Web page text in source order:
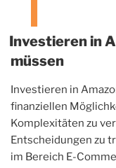
Investieren in
müssen
Investieren in
finanziellen
Komplexitäten zu
Entscheidungen zu
im Bereich E-